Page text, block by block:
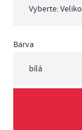
Barva